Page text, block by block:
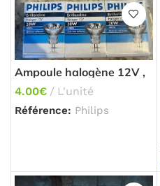
Ampoule halogène 12V ,
20W Philips
4.00€ L'unité
Référence: Philips